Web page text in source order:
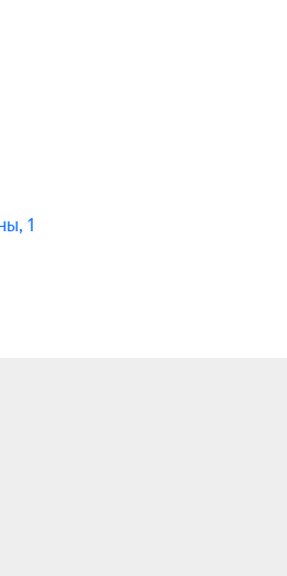
экскурсий по
необходимости.
выбирайте удобную
1